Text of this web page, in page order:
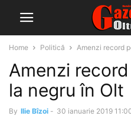
Home Politică Amenzi record
Amenzi
la negru în Olt
By Ilie Bîzoi - 30 ianuarie 2019